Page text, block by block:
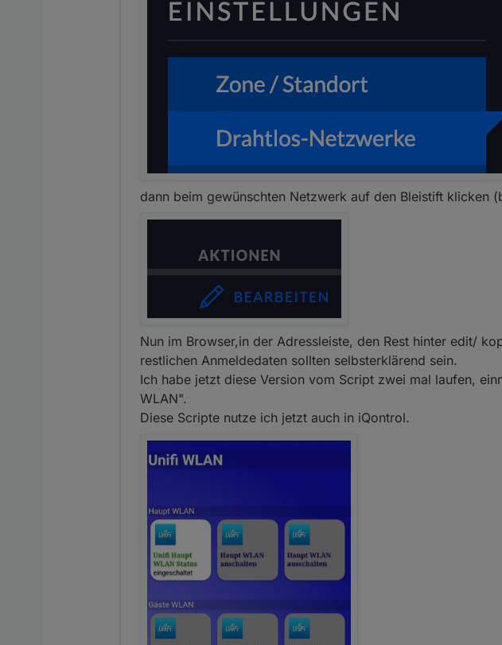
dann beim gewünschten Netzwerk auf den Bleistift klicken
Nun im Browser,in der Adressleiste, den Rest hinter edit/
restlichen Anmeldedaten sollten selbsterklärend sein.
Ich habe jetzt diese Version vom Script zwei mal laufen,
WLAN".
Diese Scripte nutze ich jetzt auch in iQontrol.